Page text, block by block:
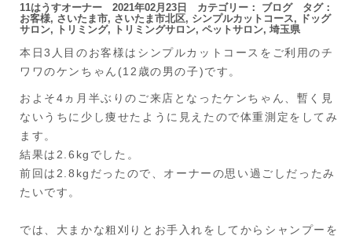
11はうすオーナー 2021年02月23日 カテゴリー： ブログタグ：
お客様, さいたま市, さいたま市北区, シンプルカットコース,
ドッグ
サロン, トリミング, トリミングサロン, ペットサロン, 埼玉県
本日3人目のお客様はシンプルカットコースをご利用のチ
ワワのケンちゃん(12歳の男の子)です。
およそ4ヵ月半ぶりのご来店となったケンちゃん、暫く見
ないうちに少し痩せたように見えたので体重測定をしてみ
ます。
結果は2.6kgでした。
前回は2.8kgだったので、オーナーの思い過ごしだったみ
たいです。
では、大まかな粗刈りとお手入れをしてからシャンプーを